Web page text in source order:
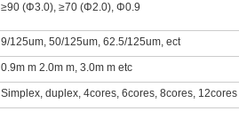
≥90 (Φ3.0), ≥70 (Φ2.0), Φ0.9
9/125um, 50/125um, 62.5/125um, ect
0.9m m 2.0m m, 3.0m m etc
Simplex, duplex, 4cores, 6cores, 8cores, 12cores